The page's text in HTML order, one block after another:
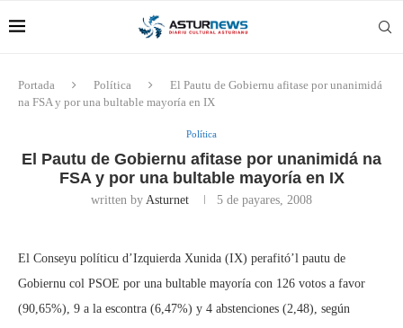
Portada Política
El Pautu de Gobiernu afitase por unanimidá
na FSA y por una bultable mayoría en IX
Política
El Pautu de Gobiernu afitase por unanimidá na
FSA y por una bultable mayoría en IX
written by Asturnet 5 de payares, 2008
El Conseyu políticu d’Izquierda Xunida (IX) perafitó’l pautu de
Gobiernu col PSOE por una bultable mayoría con 126 votos a favor
(90,65%), 9 a la escontra (6,47%) y 4 abstenciones (2,48), según